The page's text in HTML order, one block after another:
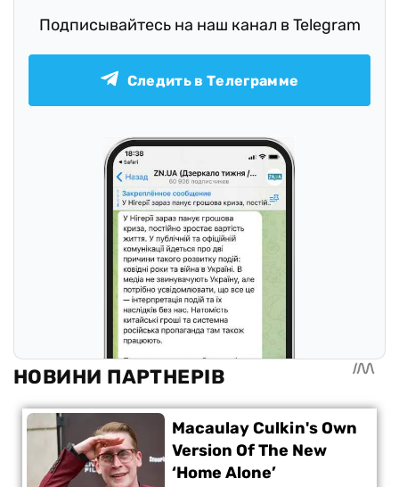
Подписывайтесь на наш канал в Telegram
Следить в Телеграмме